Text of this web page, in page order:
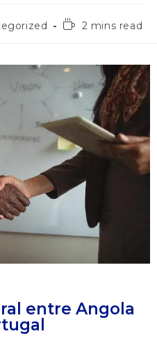
2 mins read
entre Angola